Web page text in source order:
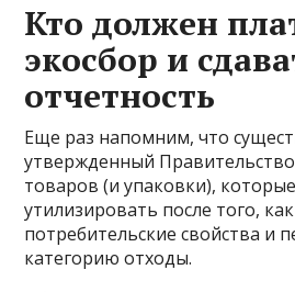
Кто должен
экосбор и
отчетность
Еще раз напомним, что
утвержденный
товаров (и упаковки),
утилизировать после того,
потребительские свойства и
категорию отходы.